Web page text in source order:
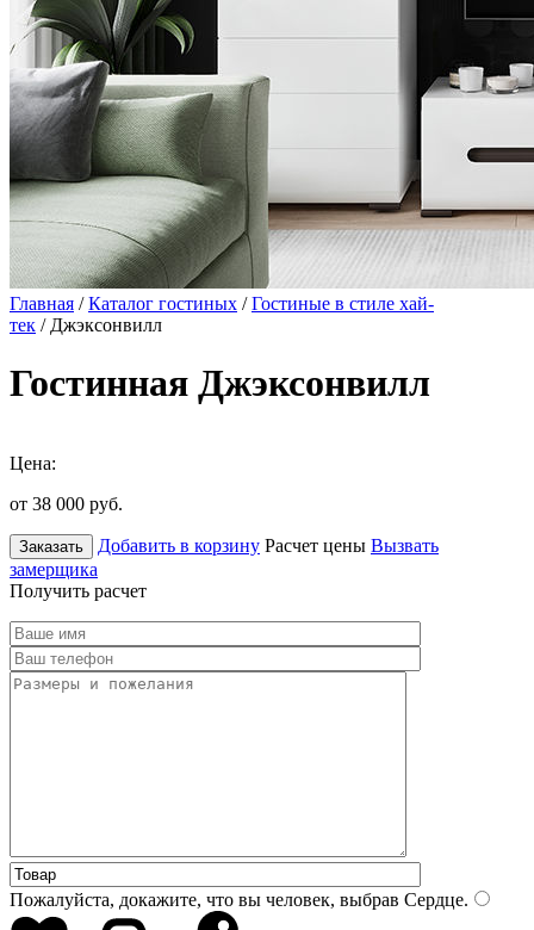
Главная /Каталог гостиных /Гостиные в стиле хай-
тек / Джэксонвилл
Гостинная Джэксонвилл
Цена:
от 38 000 руб.
Заказать Добавить в корзину Расчет цены Вызвать
замерщика
Получить расчет
Пожалуйста, докажите, что вы человек, выбрав Сердце.